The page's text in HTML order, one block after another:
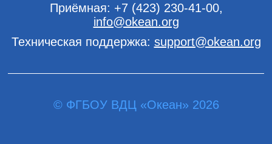
Приёмная: +7 (423) 230-41-00,
info@okean.org
Техническая поддержка: support@okean.org
© ФГБОУ ВДЦ «Океан» 2026